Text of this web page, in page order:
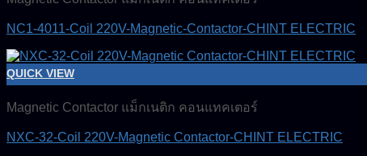
NC1-4011-Coil 220V-Magnetic-Contactor-CHINT ELECTRIC
QUICK VIEW
Magnetic Contactor แม็กเนติก คอนแทคเตอร์
NXC-32-Coil 220V-Magnetic Contactor-CHINT ELECTRIC